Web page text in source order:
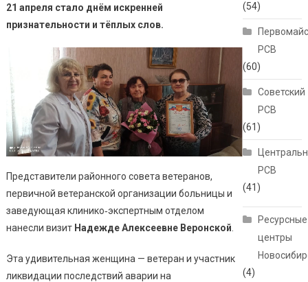
21 апреля стало днём искренней
признательности и тёплых слов.
Представители районного совета ветеранов,
первичной ветеранской организации больницы и
заведующая клинико‑экспертным отделом
нанесли визит Надежде Алексеевне Веронской
Эта удивительная женщина — ветеран и участник
ликвидации последствий аварии на
(54)
РСВ
(60)
Советский
РСВ
(61)
РСВ
(41)
Ресурсные
центры
(4)